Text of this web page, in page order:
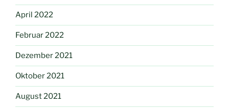
April 2022
Februar 2022
Dezember 2021
Oktober 2021
August 2021